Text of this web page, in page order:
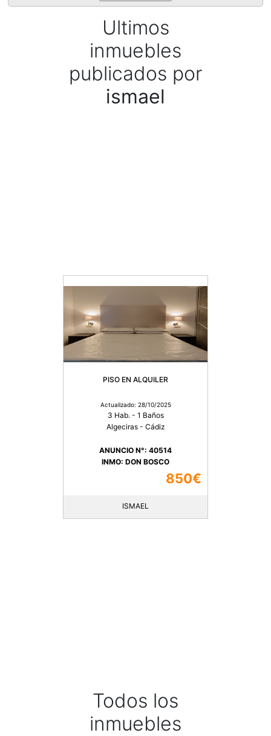
Ultimos
inmuebles
publicados por
ismael
PISO EN ALQUILER
Actualizado: 28/10/2025
3 Hab. - 1 Baños
Algeciras - Cádiz
ANUNCIO N°: 40514
INMO: DON BOSCO
850€
ISMAEL
Todos los
inmuebles